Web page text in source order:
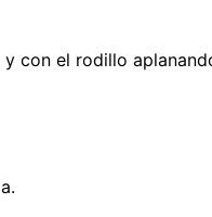
y con el rodillo